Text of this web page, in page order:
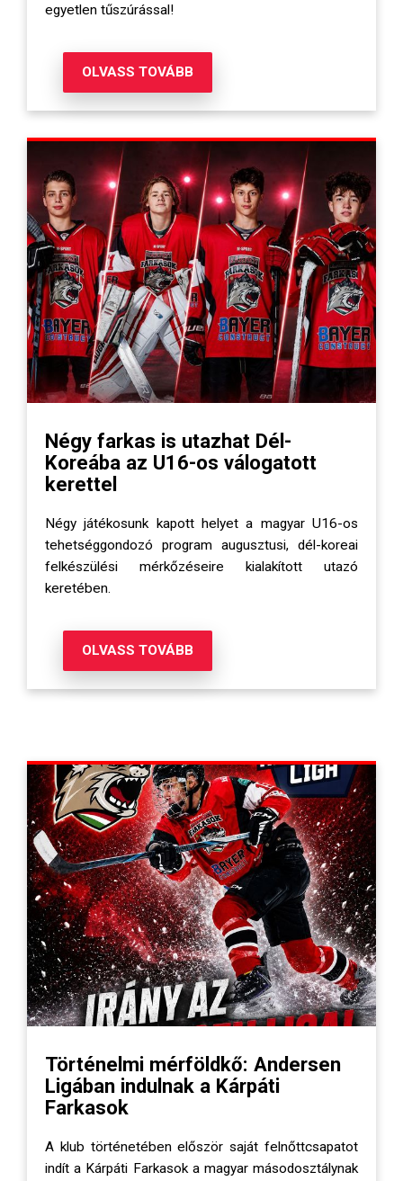
egyetlen tűszúrással!
OLVASS TOVÁBB
Négy farkas is utazhat Dél-
Koreába az U16-os válogatott
kerettel
Négy játékosunk kapott helyet a magyar U16-os
tehetséggondozó program augusztusi, dél-koreai
felkészülési mérkőzéseire kialakított utazó
keretében.
OLVASS TOVÁBB
Történelmi mérföldkő: Andersen
Ligában indulnak a Kárpáti
Farkasok
A klub történetében először saját felnőttcsapatot
indít a Kárpáti Farkasok a magyar másodosztálynak